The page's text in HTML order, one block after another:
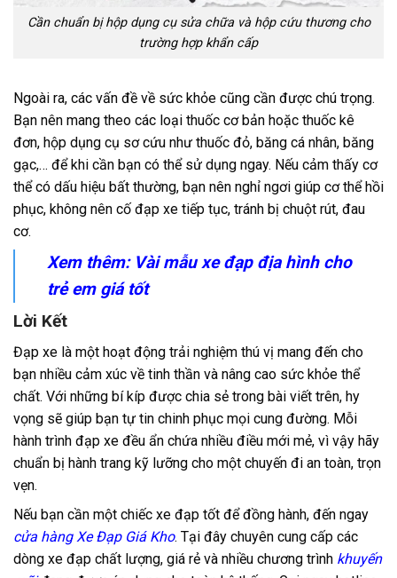
Cần chuẩn bị hộp dụng cụ sửa chữa và hộp cứu thương cho
trường hợp khẩn cấp
Ngoài ra, các vấn đề về sức khỏe cũng cần được chú trọng.
Bạn nên mang theo các loại thuốc cơ bản hoặc thuốc kê
đơn, hộp dụng cụ sơ cứu như thuốc đỏ, băng cá nhân, băng
gạc,… để khi cần bạn có thể sử dụng ngay. Nếu cảm thấy cơ
thể có dấu hiệu bất thường, bạn nên nghỉ ngơi giúp cơ thể hồi
phục, không nên cố đạp xe tiếp tục, tránh bị chuột rút, đau
cơ.
Xem thêm: Vài mẫuxe đạp địa hình cho
trẻ emgiá tốt
Lời Kết
Đạp xe là một hoạt động trải nghiệm thú vị mang đến cho
bạn nhiều cảm xúc về tinh thần và nâng cao sức khỏe thể
chất. Với những bí kíp được chia sẻ trong bài viết trên, hy
vọng sẽ giúp bạn tự tin chinh phục mọi cung đường. Mỗi
hành trình đạp xe đều ẩn chứa nhiều điều mới mẻ, vì vậy hãy
chuẩn bị hành trang kỹ lưỡng cho một chuyến đi an toàn, trọn
vẹn.
Nếu bạn cần một chiếc xe đạp tốt để đồng hành, đến ngay
cửa hàng Xe Đạp Giá Kho. Tại đây chuyên cung cấp các
dòng xe đạp chất lượng, giá rẻ và nhiều chương trình khuyến